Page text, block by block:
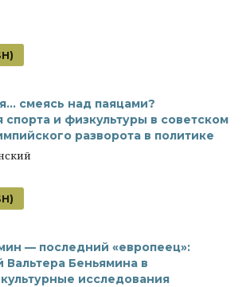
смеясь над паяцами?
спорта и физкультуры в советском
разворота в политике
— последний «европеец»:
Беньямина в
исследования